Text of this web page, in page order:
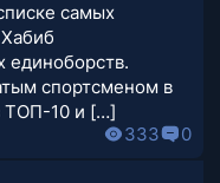
самых
спортсменом в
ТОП-10 и […]
333 0